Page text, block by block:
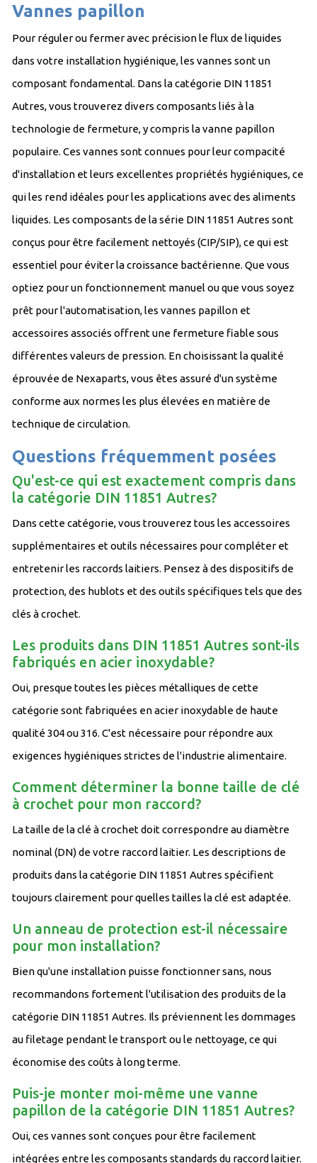
Vannes papillon
Pour réguler ou fermer avec précision le flux de liquides
dans votre installation hygiénique, les vannes sont un
composant fondamental. Dans la catégorie DIN 11851
Autres, vous trouverez divers composants liés à la
technologie de fermeture, y compris la vanne papillon
populaire. Ces vannes sont connues pour leur compacité
d'installation et leurs excellentes propriétés hygiéniques, ce
qui les rend idéales pour les applications avec des aliments
liquides. Les composants de la série DIN 11851 Autres sont
conçus pour être facilement nettoyés (CIP/SIP), ce qui est
essentiel pour éviter la croissance bactérienne. Que vous
optiez pour un fonctionnement manuel ou que vous soyez
prêt pour l'automatisation, les vannes papillon et
accessoires associés offrent une fermeture fiable sous
différentes valeurs de pression. En choisissant la qualité
éprouvée de Nexaparts, vous êtes assuré d'un système
conforme aux normes les plus élevées en matière de
technique de circulation.
Questions fréquemment posées
Qu'est-ce qui est exactement compris dans
la catégorie DIN 11851 Autres?
Dans cette catégorie, vous trouverez tous les accessoires
supplémentaires et outils nécessaires pour compléter et
entretenir les raccords laitiers. Pensez à des dispositifs de
protection, des hublots et des outils spécifiques tels que des
clés à crochet.
Les produits dans DIN 11851 Autres sont-ils
fabriqués en acier inoxydable?
Oui, presque toutes les pièces métalliques de cette
catégorie sont fabriquées en acier inoxydable de haute
qualité 304 ou 316. C'est nécessaire pour répondre aux
exigences hygiéniques strictes de l'industrie alimentaire.
Comment déterminer la bonne taille de clé
à crochet pour mon raccord?
La taille de la clé à crochet doit correspondre au diamètre
nominal (DN) de votre raccord laitier. Les descriptions de
produits dans la catégorie DIN 11851 Autres spécifient
toujours clairement pour quelles tailles la clé est adaptée.
Un anneau de protection est-il nécessaire
pour mon installation?
Bien qu'une installation puisse fonctionner sans, nous
recommandons fortement l'utilisation des produits de la
catégorie DIN 11851 Autres. Ils préviennent les dommages
au filetage pendant le transport ou le nettoyage, ce qui
économise des coûts à long terme.
Puis-je monter moi-même une vanne
papillon de la catégorie DIN 11851 Autres?
Oui, ces vannes sont conçues pour être facilement
intégrées entre les composants standards du raccord laitier.